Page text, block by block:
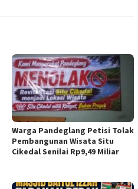
Warga Pandeglang Petisi Tolak
Pembangunan Wisata Situ
Cikedal Senilai Rp9,49 Miliar